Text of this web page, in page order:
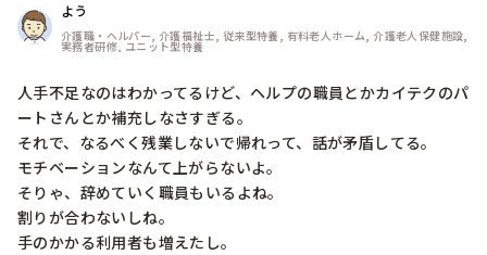
よう
介護職・ヘルパー, 介護福祉士, 従来型特養, 有料老人ホーム, 介護老人保健施設,
実務者研修, ユニット型特養
人手不足なのはわかってるけど、ヘルプの職員とかカイテクのパ
ートさんとか補充しなさすぎる。
それで、なるべく残業しないで帰れって、話が矛盾してる。
モチベーションなんて上がらないよ。
そりゃ、辞めていく職員もいるよね。
割りが合わないしね。
手のかかる利用者も増えたし。